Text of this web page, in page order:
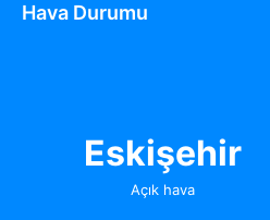
Hava Durumu
Eskişehir
Açık hava